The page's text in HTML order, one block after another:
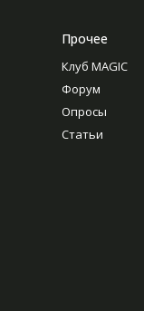
Прочее
Клуб MAGIC
Форум
Опросы
Статьи